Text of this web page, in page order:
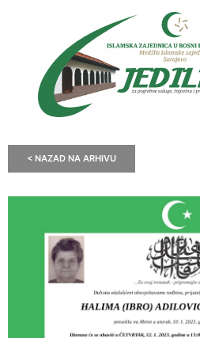
< NAZAD NA ARHIVU